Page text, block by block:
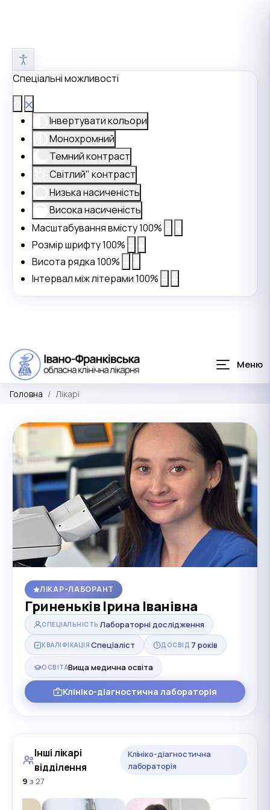
Спеціальні можливості
Інвертувати кольори
Монохромний
Темний контраст
Світлий" контраст
Низька насиченість
Висока насиченість
Масштабування вмісту100%
Розмір шрифту100%
Висота рядка100%
Інтервал між літерами100%
Головна Лікарі
ЛІКАР-ЛАБОРАНТ
Гриненьків Ірина Іванівна
СПЕЦІАЛЬНІСТЬ Лабораторні дослідження
КВАЛІФІКАЦІЯ Спеціаліст ДОСВІД 7 років
ОСВІТАВища медична освіта
Клініко-діагностична лабораторія
Інші лікарі
відділення
Клініко-діагностична
лабораторія
9 з 27